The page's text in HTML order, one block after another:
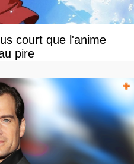
court que l'anime
pire